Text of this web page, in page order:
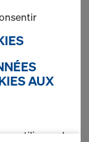
AUX
utilisons des